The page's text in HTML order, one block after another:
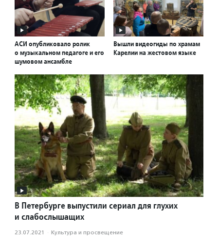
АСИ опубликовало ролик
о музыкальном педагоге и его
шумовом ансамбле
Вышли видеогиды по храмам
Карелии на жестовом языке
В Петербурге выпустили сериал для глухих
и слабослышащих
23.07.2021 · Культура и просвещение